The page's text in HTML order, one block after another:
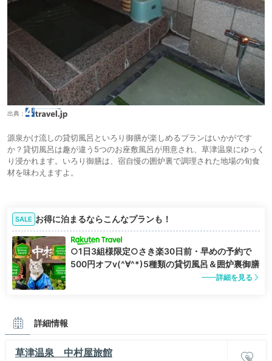
出典：
源泉かけ流しの貸切風呂といろり御膳が楽しめるプランはいかがです
か？貸切風呂は趣が違う5つのお座敷風呂が用意され、草津温泉にゆっく
り浸かれます。いろり御膳は、宿自慢の囲炉裏で調理された地場の旬食
材を味わえますよ。
SALE お得に泊まるならこんなプランも！
○1日3組様限定○さき楽30日前・早めの予約で
500円オフv(^∀^*)5種類の貸切風呂＆囲炉裏御膳
詳細を見る
詳細情報
草津温泉 中村屋旅館